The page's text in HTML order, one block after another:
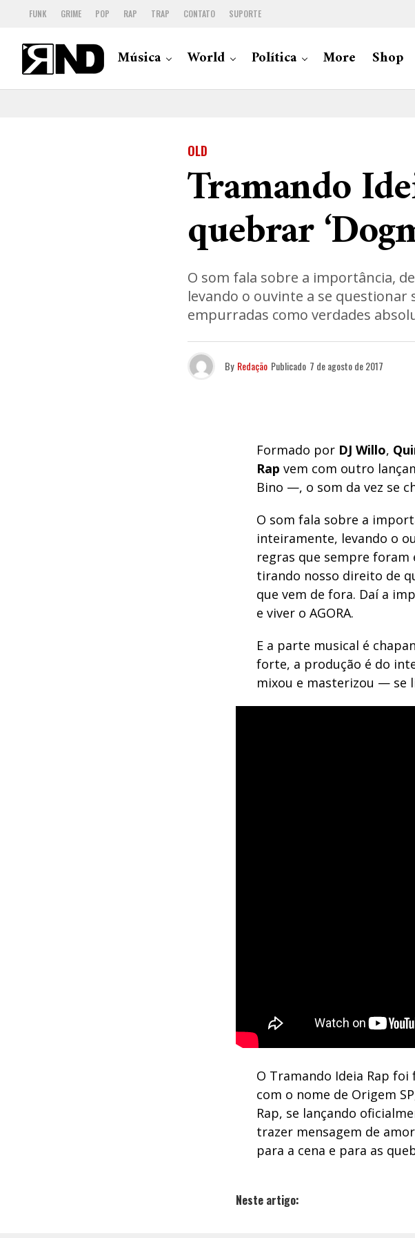
FUNK GRIME POP RAP TRAP CONTATO SUPORTE
Música World Política More Shop
OLD
Tramando
quebrar
O som fala sobre a importância,
levando o ouvinte a se
empurradas como verdades
By Redação Publicado 7 de agosto de 2017
Formado por DJ Willo,
Rap vem com outro
Bino —, o som da vez se
O som fala sobre a
inteiramente, levando o
regras que sempre
tirando nosso direito de
que vem de fora. Daí a
e viver o AGORA.
E a parte musical é
forte, a produção é do
mixou e masterizou — se
O Tramando Ideia Rap
com o nome de Origem
Rap, se lançando
trazer mensagem de
para a cena e para as
Neste artigo: